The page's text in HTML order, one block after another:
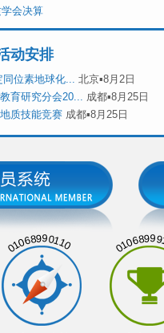
会决算
动安排
同位素地球化... 北京▪8月2日
育研究分会20... 成都▪8月25日
质技能竞赛 成都▪8月25日
01068990110